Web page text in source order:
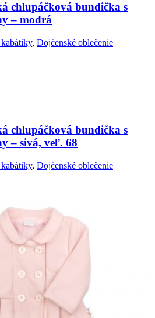
chlupáčková bundička s
– modrá
, Dojčenské oblečenie
chlupáčková bundička s
– sivá, veľ. 68
, Dojčenské oblečenie